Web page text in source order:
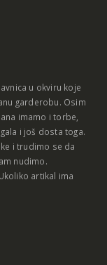
u okviru koje
garderobu. Osim
imamo i torbe,
i još dosta toga.
i trudimo se da
nudimo.
artikal ima